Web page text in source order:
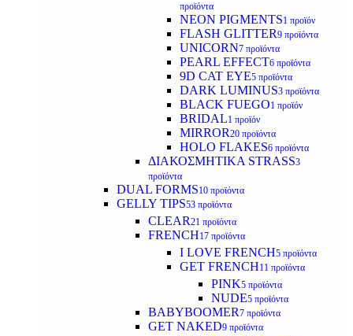
προϊόντα
NEON PIGMENTS1 προϊόν
FLASH GLITTER9 προϊόντα
UNICORN7 προϊόντα
PEARL EFFECT6 προϊόντα
9D CAT EYE5 προϊόντα
DARK LUMINUS3 προϊόντα
BLACK FUEGO1 προϊόν
BRIDAL1 προϊόν
MIRROR20 προϊόντα
HOLO FLAKES6 προϊόντα
ΔΙΑΚΟΣΜΗΤΙΚΑ STRASS3
προϊόντα
DUAL FORMS10 προϊόντα
GELLY TIPS53 προϊόντα
CLEAR21 προϊόντα
FRENCH17 προϊόντα
I LOVE FRENCH5 προϊόντα
GET FRENCH11 προϊόντα
PINK5 προϊόντα
NUDE5 προϊόντα
BABYBOOMER7 προϊόντα
GET NAKED9 προϊόντα